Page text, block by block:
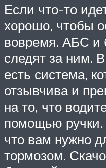
Если что-то
хорошо, чтобы
вовремя. АБС
следят за ним.
есть система,
отзывчива и
на то, что
помощью ручки.
что вам нужно
тормозом.